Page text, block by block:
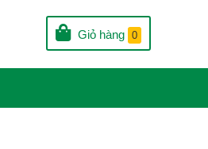
Giỏ hàng 0